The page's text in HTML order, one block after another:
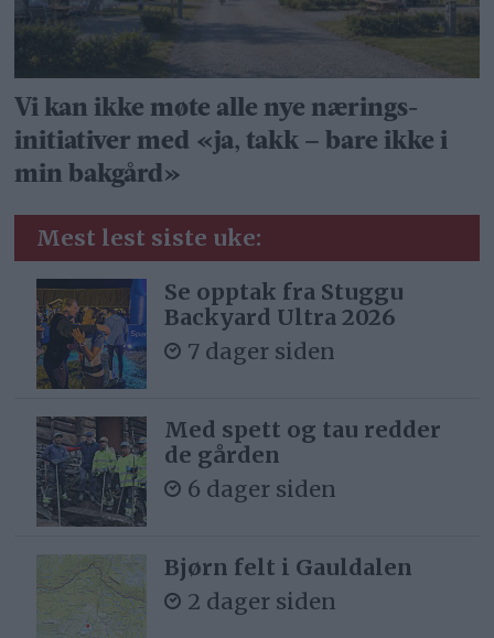
Vi kan ikke møte alle nye nærings­
initiativer med «ja, takk – bare ikke i
min bakgård»
Mest lest siste uke:
Se opptak fra Stuggu
Backyard Ultra 2026
7 dager siden
Med spett og tau redder
de gården
6 dager siden
Bjørn felt i Gauldalen
2 dager siden